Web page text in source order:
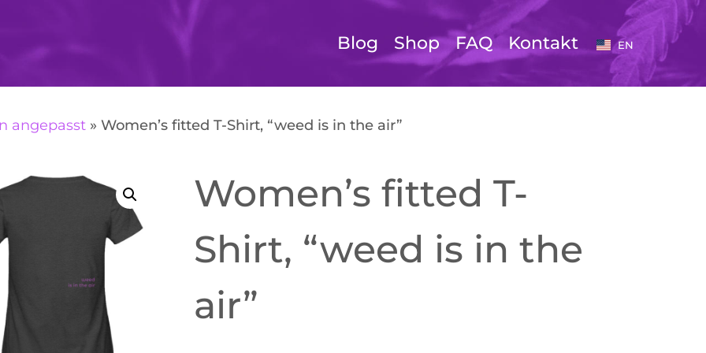
Blog Shop FAQ Kontakt EN
angepasst » Women’s fitted T-Shirt, “weed is in the air”
Women’s fitted T-
Shirt, “weed is in the
air”